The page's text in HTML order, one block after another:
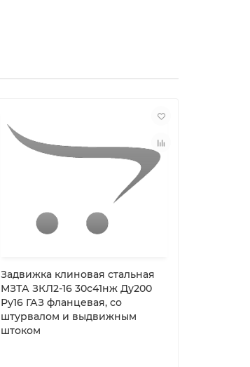
Задвижка клиновая стальная
МЗТА ЗКЛ2-16 30с41нж Ду200
Ру16 ГАЗ фланцевая, со
штурвалом и выдвижным
штоком